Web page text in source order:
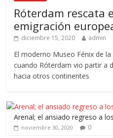
Róterdam rescata
emigración
diciembre 15, 2020 admin
El moderno Museo Fénix de
cuando Róterdam vio partir a
hacia otros continentes
Arenal; el ansiado regreso a
noviembre 30, 2020 0